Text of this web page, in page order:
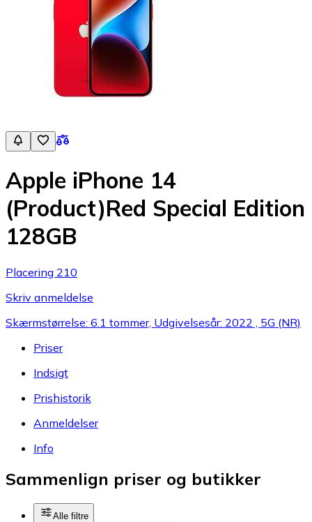
Apple iPhone 14
(Product)Red Special Edition
128GB
Placering 210
Skriv anmeldelse
Skærmstørrelse: 6.1 tommer, Udgivelsesår: 2022 , 5G (NR)
Priser
Indsigt
Prishistorik
Anmeldelser
Info
Sammenlign priser og butikker
Alle filtre